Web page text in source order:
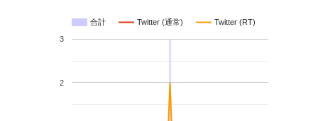
合計 Twitter (通常) Twitter (RT)
2
3